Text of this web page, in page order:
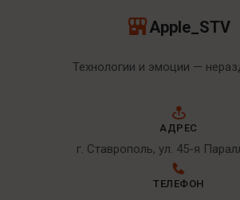
Apple_STV
Технологии и эмоции —
АДРЕС
г. Ставрополь, ул. 45-я
ТЕЛЕФОН